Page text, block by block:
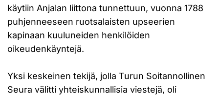
käytiin Anjalan liittona tunnettuun, vuonna 1788
puhjenneeseen ruotsalaisten upseerien
kapinaan kuuluneiden henkilöiden
oikeudenkäyntejä.
Yksi keskeinen tekijä, jolla Turun Soitannollinen
Seura välitti yhteiskunnallisia viestejä, oli